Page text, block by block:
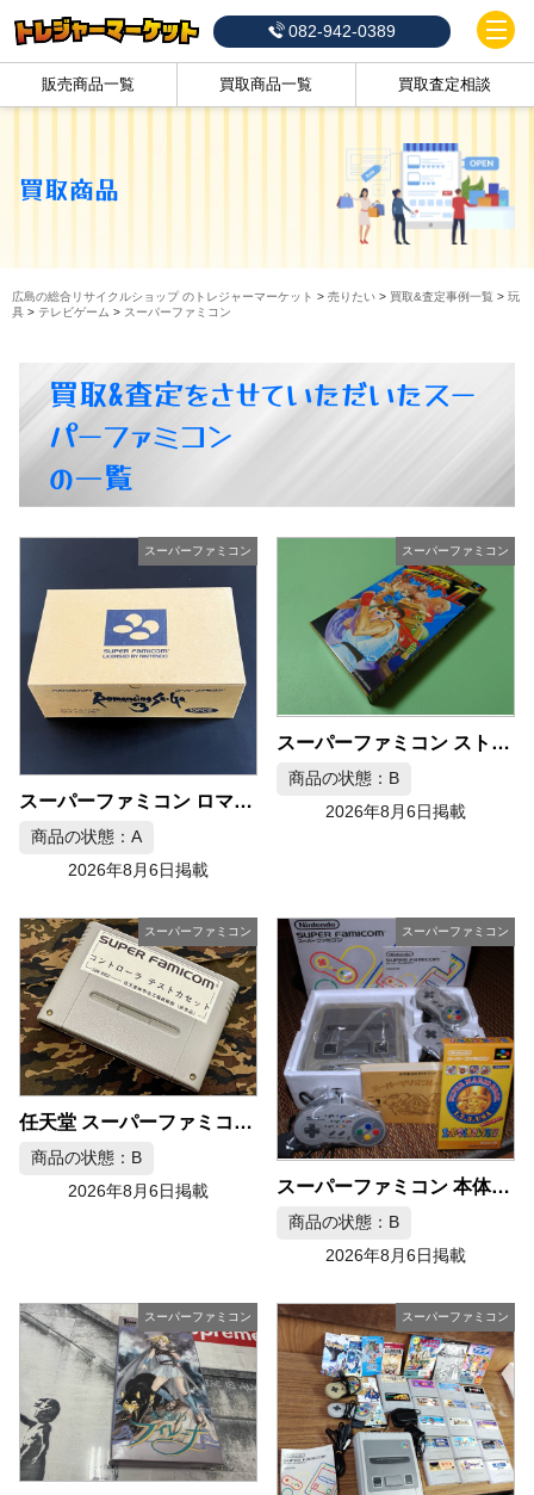
082-942-0389
販売商品一覧 買取商品一覧 買取査定相談
買取商品
広島の総合リサイクルショップ のトレジャーマーケット > 売りたい> 買取&査定事例一覧 > 玩
具> テレビゲーム > スーパーファミコン
買取&査定をさせていただいたスー
パーファミコン
の一覧
スーパーファミコン
スーパーファミコン ロマンシングサガ3 ソフト 10本セット
商品の状態：A
2026年8月6日掲載
スーパーファミコン
スーパーファミコン ストリートファイターII カプコン SFC
商品の状態：B
2026年8月6日掲載
スーパーファミコン
任天堂 スーパーファミコン コントローラ検査カセット 非売品
商品の状態：B
2026年8月6日掲載
スーパーファミコン
スーパーファミコン 本体 スーパーマリオコレクション ソフト 攻略本セット
商品の状態：B
2026年8月6日掲載
スーパーファミコン スーパーファミコン